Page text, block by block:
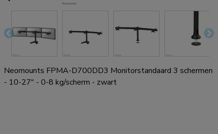
Neomounts FPMA-D700DD3 Monitorstandaard 3 schermen
- 10-27" - 0-8 kg/scherm - zwart